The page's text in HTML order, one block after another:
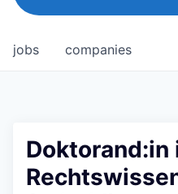
jobs companies
Doktorand:in